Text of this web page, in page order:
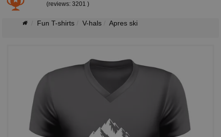
(reviews: 3201 )
Fun T-shirts V-hals Apres ski